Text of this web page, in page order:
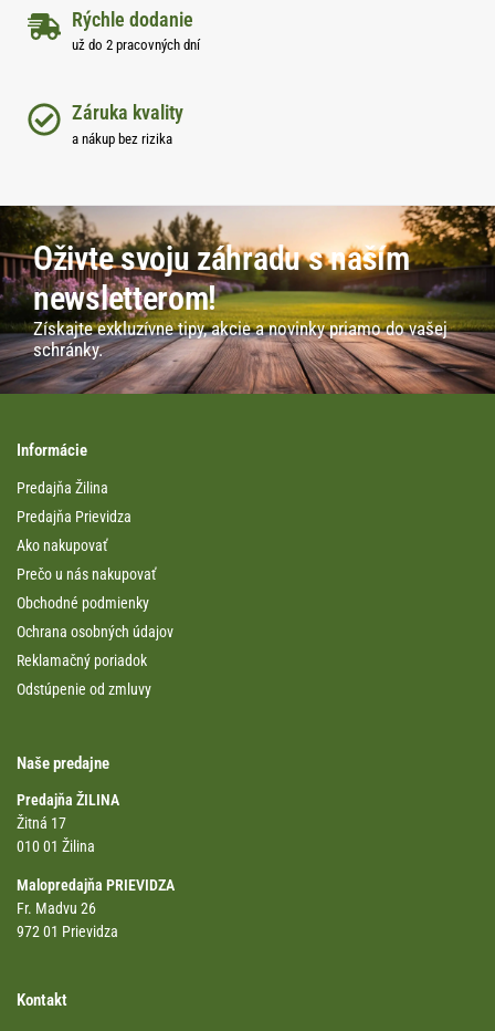
Rýchle dodanie
už do 2 pracovných dní
Záruka kvality
a nákup bez rizika
Oživte svoju záhradu s naším
newsletterom!
Získajte exkluzívne tipy, akcie a novinky priamo do vašej
schránky.
Informácie
Predajňa Žilina
Predajňa Prievidza
Ako nakupovať
Prečo u nás nakupovať
Obchodné podmienky
Ochrana osobných údajov
Reklamačný poriadok
Odstúpenie od zmluvy
Naše predajne
Predajňa ŽILINA
Žitná 17
010 01 Žilina
Malopredajňa PRIEVIDZA
Fr. Madvu 26
972 01 Prievidza
Kontakt